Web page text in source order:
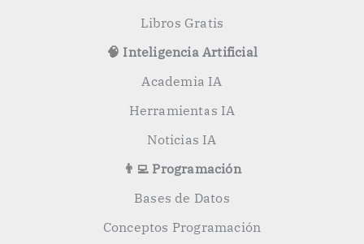
Libros Gratis
🧠 Inteligencia Artificial
Academia IA
Herramientas IA
Noticias IA
👨‍💻 Programación
Bases de Datos
Conceptos Programación